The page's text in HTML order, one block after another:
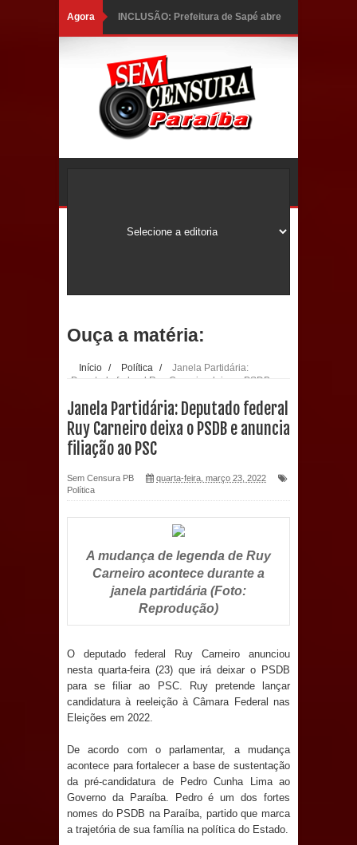
Agora INCLUSÃO: Prefeitura de Sapé abre
Social; veja documentação
necessária!
com a saúde bucal em Marí
PDT da Paraíba faz reunião
preparativa para convenção estadual
Prefeitura de Sapé paga salários
dentro do mês trabalhado e injeta R$
12 milhões na economia
para preservar tamarindeiro e
revitalizar Memorial Augusto dos
Anjos
O verdadeiro oxigênio do Estado
Democrático de Direito – Bacharela
aborda de maneira inédita no mundo
Ouça a matéria:
Início / Política /
Janela Partidária:
Deputado federal Ruy Carneiro deixa o PSDB e
Janela Partidária: Deputado federal
Ruy Carneiro deixa o PSDB e anuncia
filiação ao PSC
Sem Censura PB
quarta-feira, março 23, 2022
Política
A mudança de legenda de Ruy
Carneiro acontece durante a
janela partidária (Foto:
Reprodução)
O deputado federal Ruy Carneiro anunciou
nesta quarta-feira (23) que irá deixar o PSDB
para se filiar ao PSC. Ruy pretende lançar
candidatura à reeleição à Câmara Federal nas
Eleições em 2022.
De acordo com o parlamentar, a mudança
acontece para fortalecer a base de sustentação
da pré-candidatura de Pedro Cunha Lima ao
Governo da Paraíba. Pedro é um dos fortes
nomes do PSDB na Paraíba, partido que marca
a trajetória de sua família na política do Estado.